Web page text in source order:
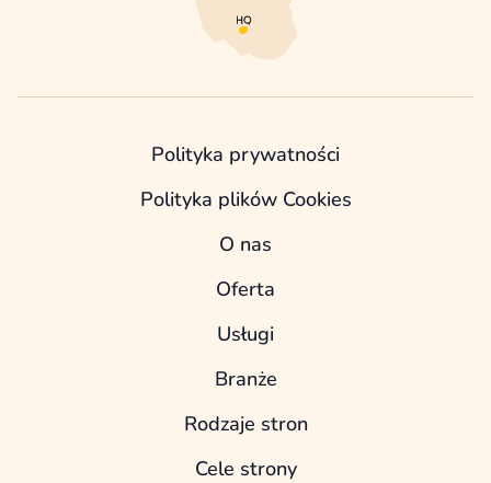
Polityka prywatności
Polityka plików Cookies
O nas
Oferta
Usługi
Branże
Rodzaje stron
Cele strony